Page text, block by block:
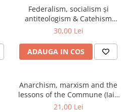
Federalism, socialism și
antiteologism & Catehism
revoluționar (Mihail Bakunin)
30,00 Lei
ADAUGA IN COS
Anarchism, marxism and the
lessons of the Commune (Iain
McKay)
21,00 Lei